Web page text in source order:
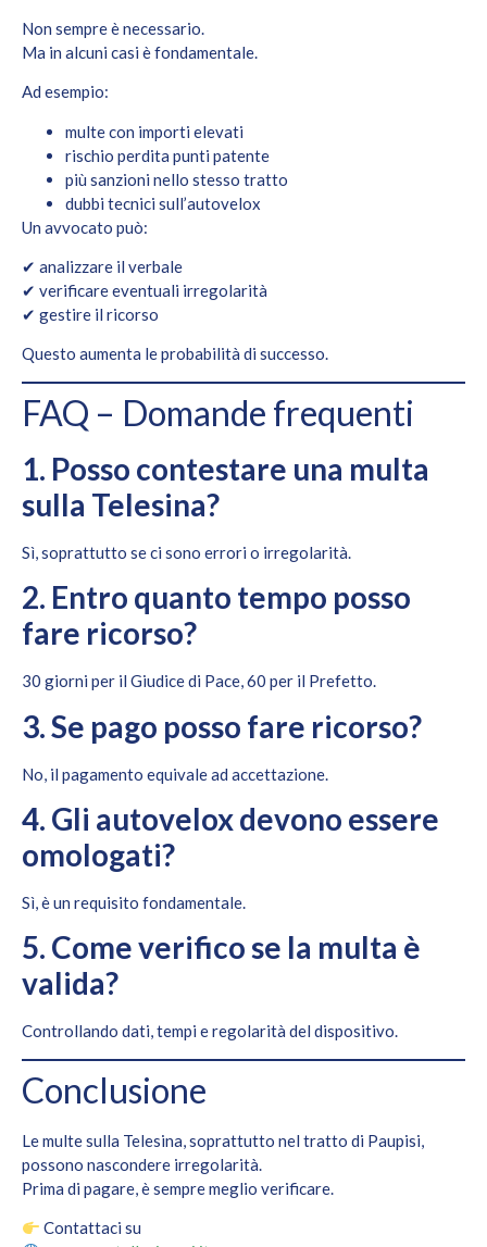
Non sempre è necessario.
Ma in alcuni casi è fondamentale.
Ad esempio:
multe con importi elevati
rischio perdita punti patente
più sanzioni nello stesso tratto
dubbi tecnici sull’autovelox
Un avvocato può:
✔ analizzare il verbale
✔ verificare eventuali irregolarità
✔ gestire il ricorso
Questo aumenta le probabilità di successo.
FAQ – Domande frequenti
1. Posso contestare una multa
sulla Telesina?
Sì, soprattutto se ci sono errori o irregolarità.
2. Entro quanto tempo posso
fare ricorso?
30 giorni per il Giudice di Pace, 60 per il Prefetto.
3. Se pago posso fare ricorso?
No, il pagamento equivale ad accettazione.
4. Gli autovelox devono essere
omologati?
Sì, è un requisito fondamentale.
5. Come verifico se la multa è
valida?
Controllando dati, tempi e regolarità del dispositivo.
Conclusione
Le multe sulla Telesina, soprattutto nel tratto di Paupisi,
possono nascondere irregolarità.
Prima di pagare, è sempre meglio verificare.
Contattaci su